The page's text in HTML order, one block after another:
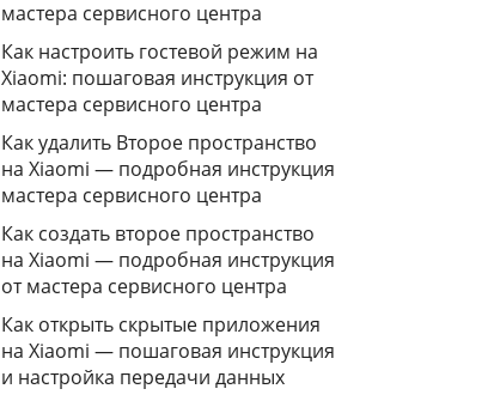
мастера сервисного центра
Как настроить гостевой режим на
Xiaomi: пошаговая инструкция от
мастера сервисного центра
Как удалить Второе пространство
на Xiaomi — подробная инструкция
мастера сервисного центра
Как создать второе пространство
на Xiaomi — подробная инструкция
от мастера сервисного центра
Как открыть скрытые приложения
на Xiaomi — пошаговая инструкция
и настройка передачи данных